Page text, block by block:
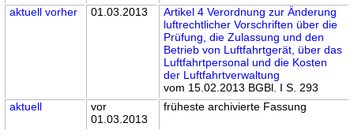
aktuell vorher 01.03.2013
Artikel 4 Verordnung zur Änderung
luftrechtlicher Vorschriften über die
Prüfung, die Zulassung und den
Betrieb von Luftfahrtgerät, über das
Luftfahrtpersonal und die Kosten
der Luftfahrtverwaltung
vom 15.02.2013 BGBl. I S. 293
aktuell
vor
01.03.2013
früheste archivierte Fassung